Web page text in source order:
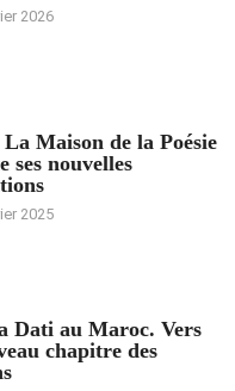
2026
Maison de la Poésie
ses nouvelles
2025
Dati au Maroc. Vers
chapitre des